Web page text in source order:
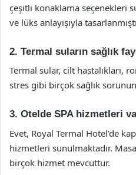
çeşitli konaklama seçenekleri
ve lüks anlayışıyla
2. Termal suların sağlık
Termal sular, cilt hastalıkları,
stres gibi birçok sağlık
3. Otelde SPA hizmetleri
Evet, Royal Termal Hotel’de
hizmetleri sunulmaktadır.
birçok hizmet mevcuttur.